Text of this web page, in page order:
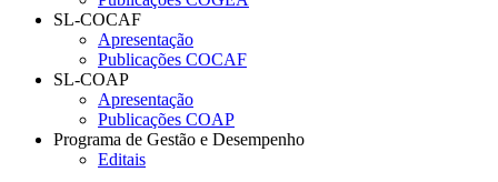
SL-COCAF
Apresentação
Publicações COCAF
SL-COAP
Apresentação
Publicações COAP
Programa de Gestão e Desempenho
Editais